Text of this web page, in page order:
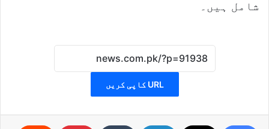
شامل ہیں۔
URL کاپی کریں